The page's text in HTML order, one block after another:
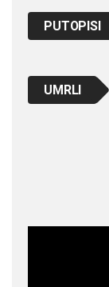
PUTOPISI
UMRLI